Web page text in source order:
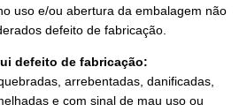
uso e/ou abertura da embalagem não
defeito de fabricação.
defeito de fabricação:
arrebentadas, danificadas,
e com sinal de mau uso ou